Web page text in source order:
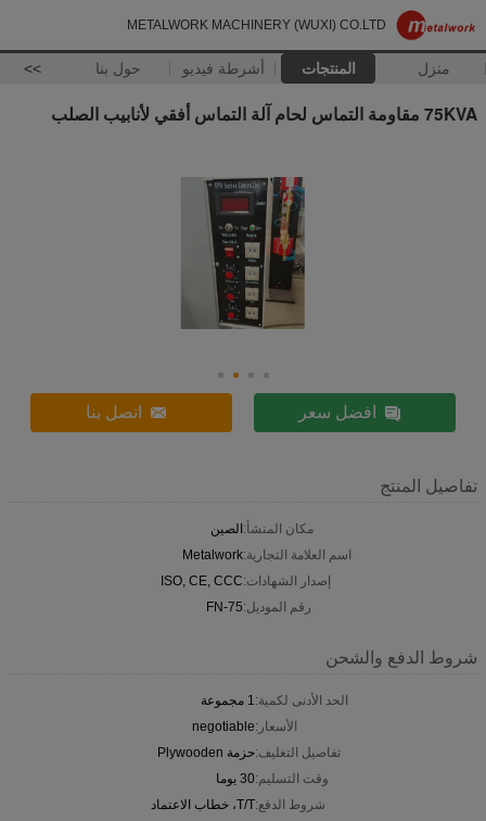
METALWORK MACHINERY (WUXI) CO.LTD
منزل المنتجات أشرطة فيديو حول بنا >>
75KVA مقاومة التماس لحام آلة التماس أفقي لأنابيب الصلب
افضل سعر اتصل بنا
تفاصيل المنتج
مكان المنشأ:الصين
اسم العلامة التجارية:Metalwork
إصدار الشهادات:ISO, CE, CCC
رقم الموديل:FN-75
شروط الدفع والشحن
الحد الأدنى لكمية:1 مجموعة
الأسعار:negotiable
تفاصيل التغليف:حزمة Plywooden
وقت التسليم:30 يوما
شروط الدفع:T/T، خطاب الاعتماد